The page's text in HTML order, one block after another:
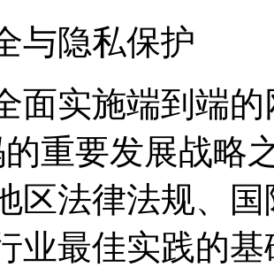
与隐私保护
面实施端到端
重要发展战略
区法律法规、
最佳实践的基础